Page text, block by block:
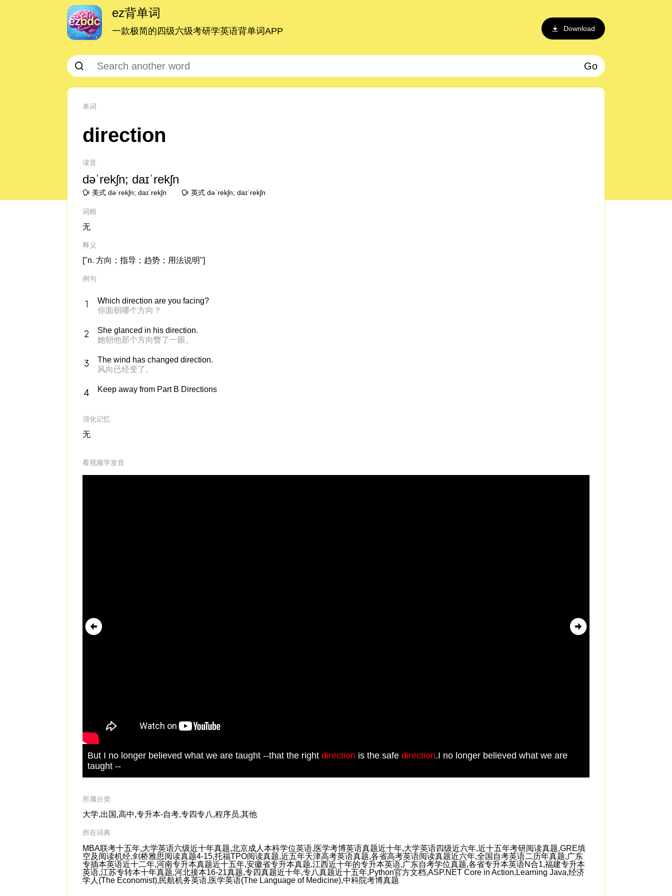
ez背单词
一款极简的四级六级考研学英语背单词APP Download
Go
单词
direction
读音
dəˈrekʃn; daɪˈrekʃn
美式 dəˈrekʃn; daɪˈrekʃn 英式 dəˈrekʃn; daɪˈrekʃn
词根
无
释义
["n. 方向；指导；趋势；用法说明"]
例句
Which direction are you facing?
你面朝哪个方向？
She glanced in his direction.
她朝他那个方向瞥了一眼。
The wind has changed direction.
风向已经变了。
Keep away from Part B Directions
强化记忆
无
看视频学发音
But I no longer believed what we are taught --that the rightdirection is the safedirection.I no longer believed what we are
taught --
所属分类
大学,出国,高中,专升本-自考,专四专八,程序员,其他
所在词典
MBA联考十五年,大学英语六级近十年真题,北京成人本科学位英语,医学考博英语真题近十年,大学英语四级近六年,近十五年考研阅读真题,GRE填
空及阅读机经,剑桥雅思阅读真题4-15,托福TPO阅读真题,近五年天津高考英语真题,各省高考英语阅读真题近六年,全国自考英语二历年真题,广东
专插本英语近十二年,河南专升本真题近十五年,安徽省专升本真题,江西近十年的专升本英语,广东自考学位真题,各省专升本英语N合1,福建专升本
英语,江苏专转本十年真题,河北接本16-21真题,专四真题近十年,专八真题近十五年,Python官方文档,ASP.NET Core in Action,Learning Java,经济
学人(The Economist),民航机务英语,医学英语(The Language of Medicine),中科院考博真题